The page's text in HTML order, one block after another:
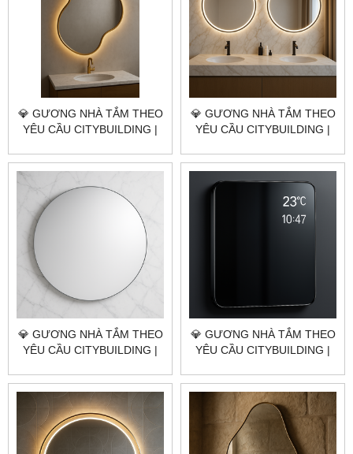
💎 GƯƠNG NHÀ TẮM THEO
YÊU CẦU CITYBUILDING |
GIÁ GƯƠNG NHÀ TẮM
💎 GƯƠNG NHÀ TẮM THEO
YÊU CẦU CITYBUILDING |
GIÁ GƯƠNG NHÀ TẮM
💎 GƯƠNG NHÀ TẮM THEO
YÊU CẦU CITYBUILDING |
GIÁ GƯƠNG NHÀ TẮM
HUYỆN CỦ CHI TP.HCM
💎 GƯƠNG NHÀ TẮM THEO
YÊU CẦU CITYBUILDING |
GIÁ GƯƠNG NHÀ TẮM
HUYỆN HÓC MÔN TP.HCM